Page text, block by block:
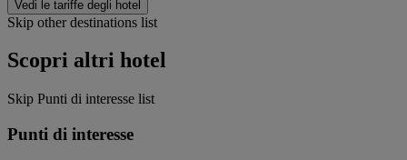
Vedi le tariffe degli hotel
Skip other destinations list
Scopri altri hotel
Skip Punti di interesse list
Punti di interesse